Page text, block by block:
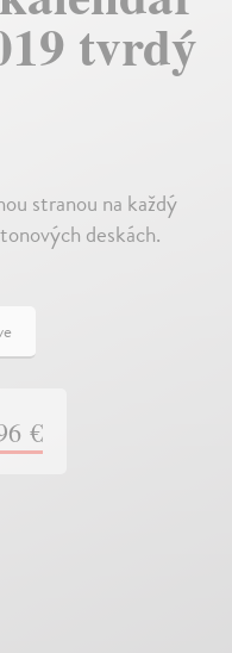
tvrdý
stranou na každý
deskách.
€